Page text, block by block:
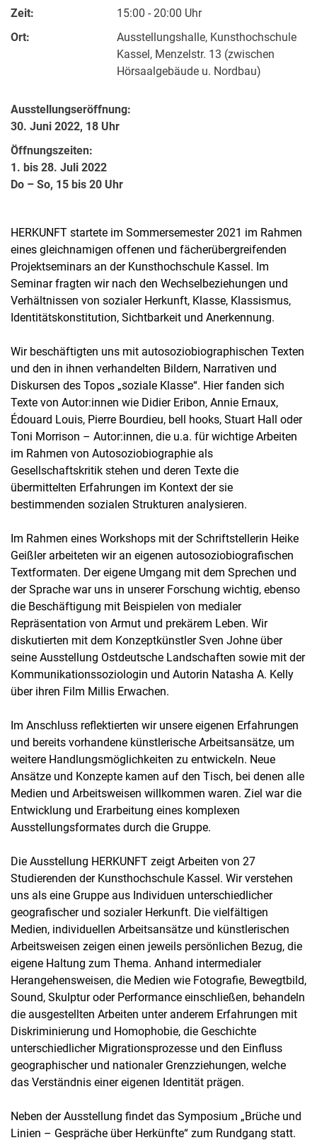
Zeit:
15:00 - 20:00 Uhr
Ort:
Ausstellungshalle, Kunsthochschule
Kassel, Menzelstr. 13 (zwischen
Hörsaalgebäude u. Nordbau)
Ausstellungseröffnung:
30. Juni 2022, 18 Uhr
Öffnungszeiten:
1. bis 28. Juli 2022
Do – So, 15 bis 20 Uhr
HERKUNFT startete im Sommersemester 2021 im Rahmen
eines gleichnamigen offenen und fächerübergreifenden
Projektseminars an der Kunsthochschule Kassel. Im
Seminar fragten wir nach den Wechselbeziehungen und
Verhältnissen von sozialer Herkunft, Klasse, Klassismus,
Identitätskonstitution, Sichtbarkeit und Anerkennung.
Wir beschäftigten uns mit autosoziobiographischen Texten
und den in ihnen verhandelten Bildern, Narrativen und
Diskursen des Topos „soziale Klasse“. Hier fanden sich
Texte von Autor:innen wie Didier Eribon, Annie Ernaux,
Édouard Louis, Pierre Bourdieu, bell hooks, Stuart Hall oder
Toni Morrison – Autor:innen, die u.a. für wichtige Arbeiten
im Rahmen von Autosoziobiographie als
Gesellschaftskritik stehen und deren Texte die
übermittelten Erfahrungen im Kontext der sie
bestimmenden sozialen Strukturen analysieren.
Im Rahmen eines Workshops mit der Schriftstellerin Heike
Geißler arbeiteten wir an eigenen autosoziobiografischen
Textformaten. Der eigene Umgang mit dem Sprechen und
der Sprache war uns in unserer Forschung wichtig, ebenso
die Beschäftigung mit Beispielen von medialer
Repräsentation von Armut und prekärem Leben. Wir
diskutierten mit dem Konzeptkünstler Sven Johne über
seine Ausstellung Ostdeutsche Landschaften sowie mit der
Kommunikationssoziologin und Autorin Natasha A. Kelly
über ihren Film Millis Erwachen.
Im Anschluss reflektierten wir unsere eigenen Erfahrungen
und bereits vorhandene künstlerische Arbeitsansätze, um
weitere Handlungsmöglichkeiten zu entwickeln. Neue
Ansätze und Konzepte kamen auf den Tisch, bei denen alle
Medien und Arbeitsweisen willkommen waren. Ziel war die
Entwicklung und Erarbeitung eines komplexen
Ausstellungsformates durch die Gruppe.
Die Ausstellung HERKUNFT zeigt Arbeiten von 27
Studierenden der Kunsthochschule Kassel. Wir verstehen
uns als eine Gruppe aus Individuen unterschiedlicher
geografischer und sozialer Herkunft. Die vielfältigen
Medien, individuellen Arbeitsansätze und künstlerischen
Arbeitsweisen zeigen einen jeweils persönlichen Bezug, die
eigene Haltung zum Thema. Anhand intermedialer
Herangehensweisen, die Medien wie Fotografie, Bewegtbild,
Sound, Skulptur oder Performance einschließen, behandeln
die ausgestellten Arbeiten unter anderem Erfahrungen mit
Diskriminierung und Homophobie, die Geschichte
unterschiedlicher Migrationsprozesse und den Einfluss
geographischer und nationaler Grenzziehungen, welche
das Verständnis einer eigenen Identität prägen.
Neben der Ausstellung findet das Symposium „Brüche und
Linien – Gespräche über Herkünfte“ zum Rundgang statt.